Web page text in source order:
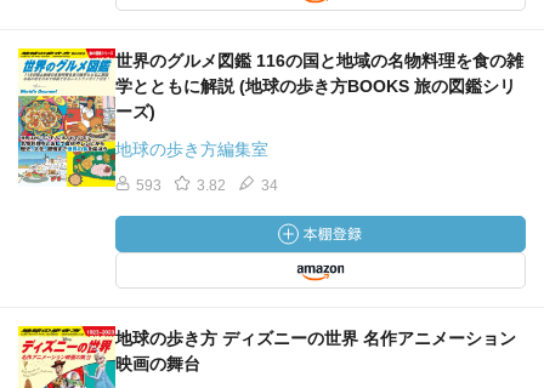
世界のグルメ図鑑 116の国と地域の名物料理を食の雑
学とともに解説 (地球の歩き方BOOKS 旅の図鑑シリ
ーズ)
地球の歩き方編集室
593 3.82 34
地球の歩き方 ディズニーの世界 名作アニメーション
映画の舞台